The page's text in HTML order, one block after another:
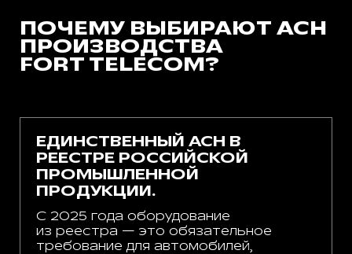
ПОЧЕМУ ВЫБИРАЮТ АСН
ПРОИЗВОДСТВА
FORT TELECOM?
ЕДИНСТВЕННЫЙ АСН В
РЕЕСТРЕ РОССИЙСКОЙ
ПРОМЫШЛЕННОЙ
ПРОДУКЦИИ.
С 2025 года оборудование
из реестра — это обязательное
требование для автомобилей,